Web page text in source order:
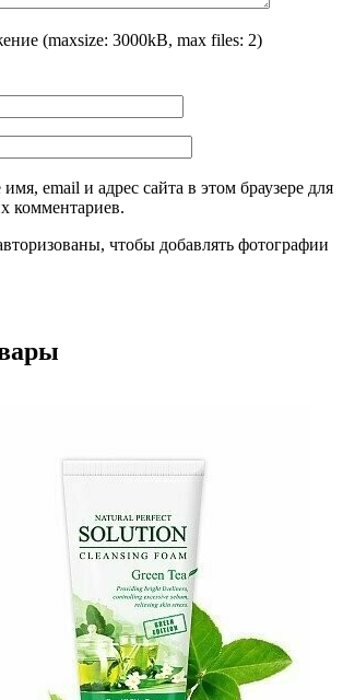
(maxsize: 3000kB, max files: 2)
email и адрес сайта в этом браузере для
комментариев.
чтобы добавлять фотографии